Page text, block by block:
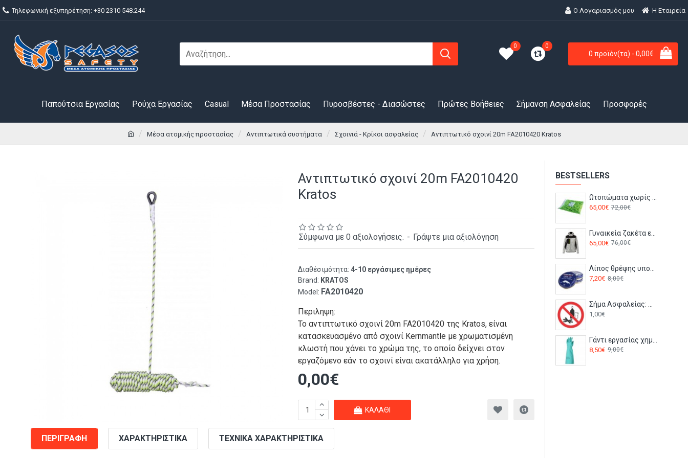
Τηλεφωνική εξυπηρέτηση: +30 2310 548.244 Ο Λογαριασμός μου H Εταιρεία
0 0
0 προϊόν(τα) - 0,00€
Παπούτσια Εργασίας Ρούχα Εργασίας Casual Μέσα Προστασίας Πυροσβέστες - Διασώστες Πρώτες Βοήθειες Σήμανση Ασφαλείας Προσφορές
Μέσα ατομικής προστασίας Αντιπτωτικά συστήματα Σχοινιά - Κρίκοι ασφαλείας Αντιπτωτικό σχοινί 20m FA2010420 Kratos
Αντιπτωτικό σχοινί 20m FA2010420
Kratos
Διαθέσιμότητα: 4-10 εργάσιμες ημέρες
Brand: KRATOS
Model: FA2010420
Σύμφωνα με 0 αξιολογήσεις. - Γράψτε μια αξιολόγηση
Περιληψη:
Το αντιπτωτικό σχοινί 20m FA2010420 της Kratos, είναι
κατασκευασμένο από σχοινί Kernmantle με χρωματισμένη
κλωστή που χάνει το χρώμα της, το οποίο δείχνει στον
εργαζόμενο εάν το σχοινί είναι ακατάλληλο για χρήση.
0,00€
ΚΑΛΆΘΙ
ΠΕΡΙΓΡΑΦΉ ΧΑΡΑΚΤΗΡΙΣΤΙΚΆ ΤΕΧΝΙΚΆ ΧΑΡΑΚΤΗΡΙΣΤΙΚΆ
BESTSELLERS
65,00€ 72,00€
Γυναικεία ζακέτα εργασίας TRIP LADY Payper Γκρι
65,00€ 76,00€
Λίπος θρέψης υποδημάτων MINK OIL 15262017 100ml Tarrago
7,20€ 8,00€
1,00€
8,50€ 9,00€